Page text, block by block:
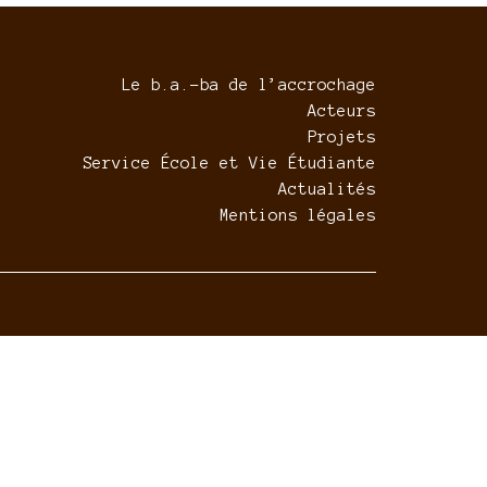
Le b.a.-ba de l’accrochage
Acteurs
Projets
Service École et Vie Étudiante
Actualités
Mentions légales